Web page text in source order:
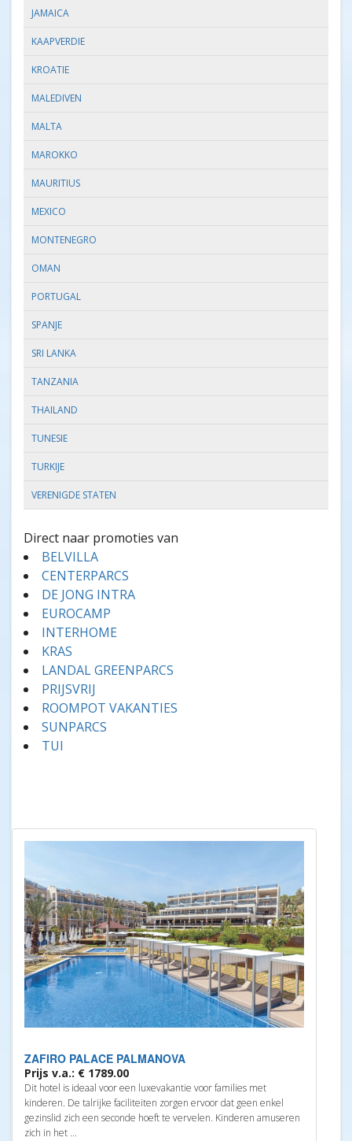
JAMAICA
KAAPVERDIE
KROATIE
MALEDIVEN
MALTA
MAROKKO
MAURITIUS
MEXICO
MONTENEGRO
OMAN
PORTUGAL
SPANJE
SRI LANKA
TANZANIA
THAILAND
TUNESIE
TURKIJE
VERENIGDE STATEN
Direct naar promoties van
BELVILLA
CENTERPARCS
DE JONG INTRA
EUROCAMP
INTERHOME
KRAS
LANDAL GREENPARCS
PRIJSVRIJ
ROOMPOT VAKANTIES
SUNPARCS
TUI
ZAFIRO PALACE PALMANOVA
Prijs v.a.: € 1789.00
Dit hotel is ideaal voor een luxevakantie voor families met
kinderen. De talrijke faciliteiten zorgen ervoor dat geen enkel
gezinslid zich een seconde hoeft te vervelen. Kinderen amuseren
zich in het ...